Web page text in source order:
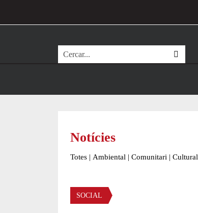
Cerca
Notícies
Totes | Ambiental | Comunitari | Cultural
Àmbit de la notícia
SOCIAL